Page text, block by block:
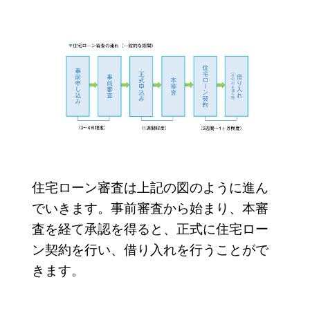
住宅ローン審査は上記の図のように進ん
でいきます。事前審査から始まり、本審
査を経て承認を得ると、正式に住宅ロー
ン契約を行い、借り入れを行うことがで
きます。